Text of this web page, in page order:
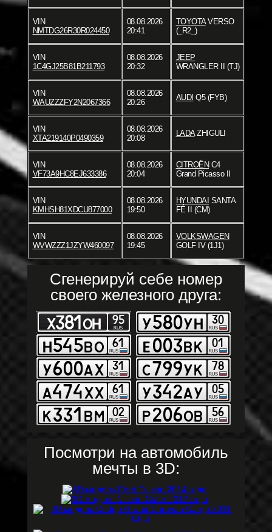
VIN
NMTDG26R30R024450
08.08.2026
20:41
TOYOTAVERSO
(_R2_)
VIN
1C4GJ25B81B211793
08.08.2026
20:32
JEEP
WRANGLER II (TJ)
VIN
WAUZZZFY2N2067366
08.08.2026
20:26
AUDI Q5 (FYB)
VIN
XTA219140P0490359
08.08.2026
20:08
LADAZHIGULI
VIN
VF73A9HC8EJ633386
08.08.2026
20:04
CITROËN C4
Grand Picasso II
VIN
KMHSH81XDCU877000
08.08.2026
19:50
HYUNDAI SANTA
FÉ II (CM)
VIN
WVWZZZ1JZYW460097
08.08.2026
19:45
VOLKSWAGEN
GOLF IV (1J1)
Сгенерируй себе номер
своего железного друга:
Посмотри на автомобиль
мечты в 3D: